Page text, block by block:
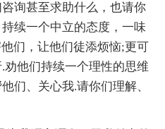
询甚至求助什么，也请你
续一个中立的态度，一味
们，让他们徒添烦恼;更可
他们持续一个理性的思维
们、关心我.请你们理解、